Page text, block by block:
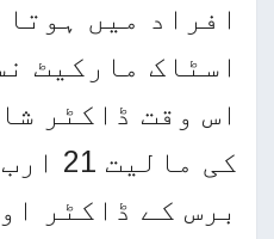
افراد میں
اسٹاک مارکیٹ
اس وقت ڈاکٹر
برس کے ڈاکٹر